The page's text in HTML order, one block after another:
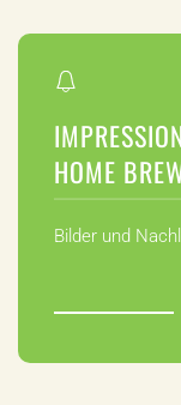
HOME
Bilder und